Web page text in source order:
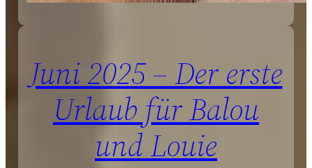
Juni 2025 – Der erste
Urlaub für Balou
und Louie